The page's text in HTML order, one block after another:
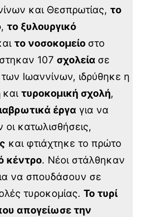
και Θεσπρωτίας, το
, το ξυλουργικό
το νοσοκομείο στο
107 σχολεία σε
Ιωαννίνων, ιδρύθηκε η
και τυροκομική σχολή,
έργα για να
κατωλισθήσεις,
και φτιάχτηκε το πρώτο
κέντρο. Νέοι στάλθηκαν
να σπουδάσουν σε
τυροκομίας. Το τυρί
απογείωσε την